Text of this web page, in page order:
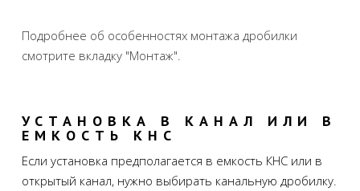
Подробнее об особенностях монтажа дробилки
смотрите вкладку "Монтаж".
УСТАНОВКА В КАНАЛ ИЛИ В
ЕМКОСТЬ КНС
Если установка предполагается в емкость КНС или в
открытый канал, нужно выбирать канальную дробилку.